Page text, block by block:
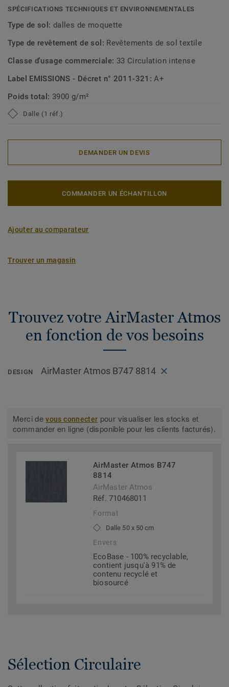
SPÉCIFICATIONS TECHNIQUES ET ENVIRONNEMENTALES
Type de sol: dalles de moquette
Type de revêtement de sol: Revêtements de sol textile
Classe d'usage commerciale: 33 Circulation intense
Label EMISSIONS - Décret n° 2011-321:A+
Poids total: 3900 g/m²
Dalle (1 réf.)
DEMANDER UN DEVIS
COMMANDER UN ÉCHANTILLON
Ajouter au comparateur
Trouver un magasin
Trouvez votre AirMaster Atmos
en fonction de vos besoins
DESIGN AirMaster Atmos B747 8814
Merci devous connecter pour visualiser les stocks et
commander en ligne (disponible pour les clients facturés).
AirMaster Atmos B747
8814
AirMaster Atmos
Réf. 710468011
Format
Dalle 50 x 50 cm
Envers
EcoBase - 100% recyclable,
contient jusqu'à 91% de
contenu recyclé et
biosourcé
Sélection Circulaire